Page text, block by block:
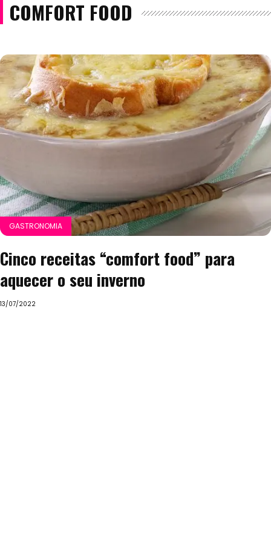
COMFORT FOOD
GASTRONOMIA
Cinco receitas “comfort food” para
aquecer o seu inverno
13/07/2022